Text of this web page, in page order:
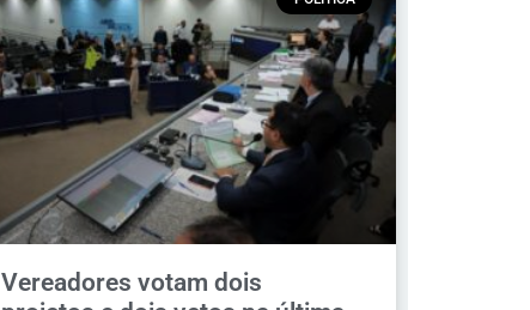
Vereadores votam dois